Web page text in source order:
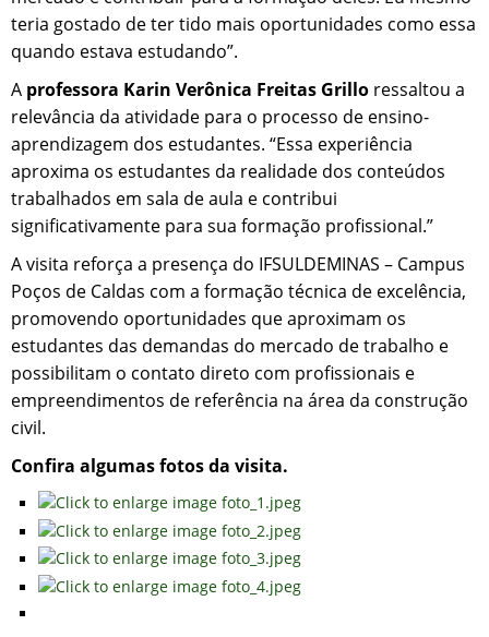
teria gostado de ter tido mais oportunidades como essa
quando estava estudando”.
A professora Karin Verônica Freitas Grillo ressaltou a
relevância da atividade para o processo de ensino-
aprendizagem dos estudantes. “Essa experiência
aproxima os estudantes da realidade dos conteúdos
trabalhados em sala de aula e contribui
significativamente para sua formação profissional.”
A visita reforça a presença do IFSULDEMINAS – Campus
Poços de Caldas com a formação técnica de excelência,
promovendo oportunidades que aproximam os
estudantes das demandas do mercado de trabalho e
possibilitam o contato direto com profissionais e
empreendimentos de referência na área da construção
civil.
Confira algumas fotos da visita.